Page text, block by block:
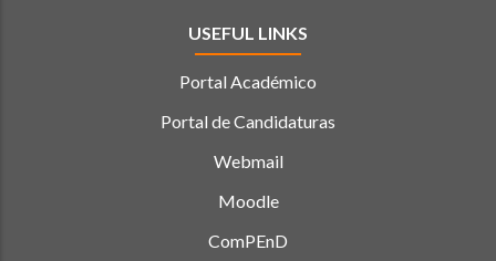
USEFUL LINKS
Portal Académico
Portal de Candidaturas
Webmail
Moodle
ComPEnD